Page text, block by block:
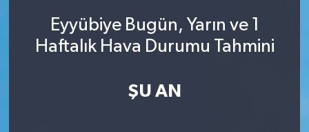
Eyyübiye Bugün, Yarın ve 1
Haftalık Hava Durumu Tahmini
ŞU AN